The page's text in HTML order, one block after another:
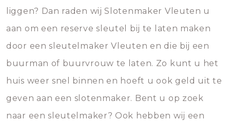
liggen? Dan raden wij Slotenmaker Vleuten u
aan om een reserve sleutel bij te laten maken
door een sleutelmaker Vleuten en die bij een
buurman of buurvrouw te laten. Zo kunt u het
huis weer snel binnen en hoeft u ook geld uit te
geven aan een slotenmaker. Bent u op zoek
naar een sleutelmaker? Ook hebben wij een